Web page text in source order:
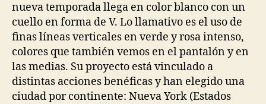
nueva temporada llega en color blanco con un
cuello en forma de V. Lo llamativo es el uso de
finas líneas verticales en verde y rosa intenso,
colores que también vemos en el pantalón y en
las medias. Su proyecto está vinculado a
distintas acciones benéficas y han elegido una
ciudad por continente: Nueva York (Estados